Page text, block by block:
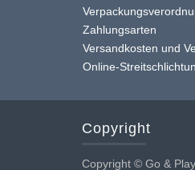
Zahlungsarten
Versandkosten und
Online-
Copyright
Copyright © Go &